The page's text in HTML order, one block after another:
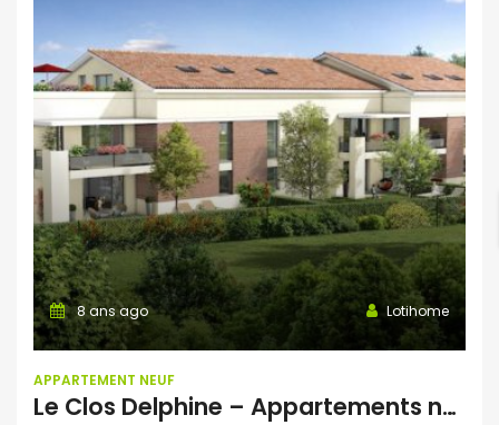
8 ans ago Lotihome
APPARTEMENT NEUF
Le Clos Delphine – Appartements neufs du T2 au T4 – Launaguet